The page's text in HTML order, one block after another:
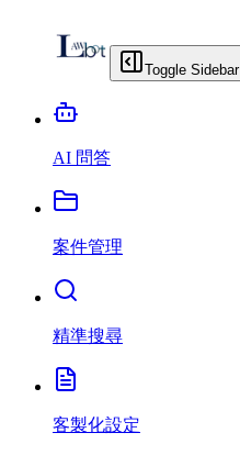
Toggle Sidebar
AI 問答
案件管理
精準搜尋
客製化設定